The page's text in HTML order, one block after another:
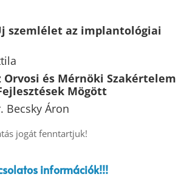
szemlélet az implantológiai
Orvosi és Mérnöki Szakértelem
Mögött
Becsky Áron
jogát fenntartjuk!
információk!!!